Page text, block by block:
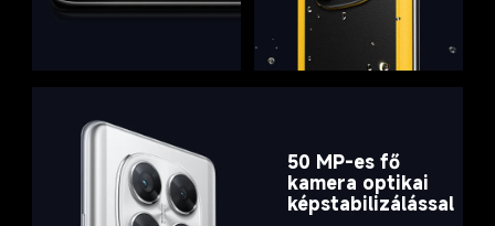
50 MP-es fő
kamera optikai
képstabilizálással